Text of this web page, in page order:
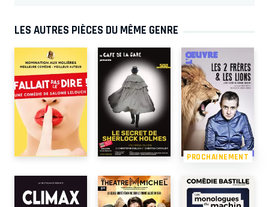
LES AUTRES PIÈCES DU MÊME GENRE
PROCHAINEMENT